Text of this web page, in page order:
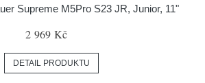
Supreme M5Pro S23 JR, Junior, 11"
2 969 Kč
DETAIL PRODUKTU